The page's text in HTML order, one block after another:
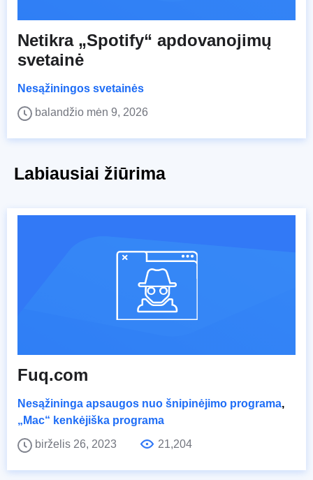
Netikra „Spotify“ apdovanojimų
svetainė
Nesąžiningos svetainės
balandžio mėn 9, 2026
Labiausiai žiūrima
Fuq.com
Nesąžininga apsaugos nuo šnipinėjimo programa,
„Mac“ kenkėjiška programa
birželis 26, 2023
21,204